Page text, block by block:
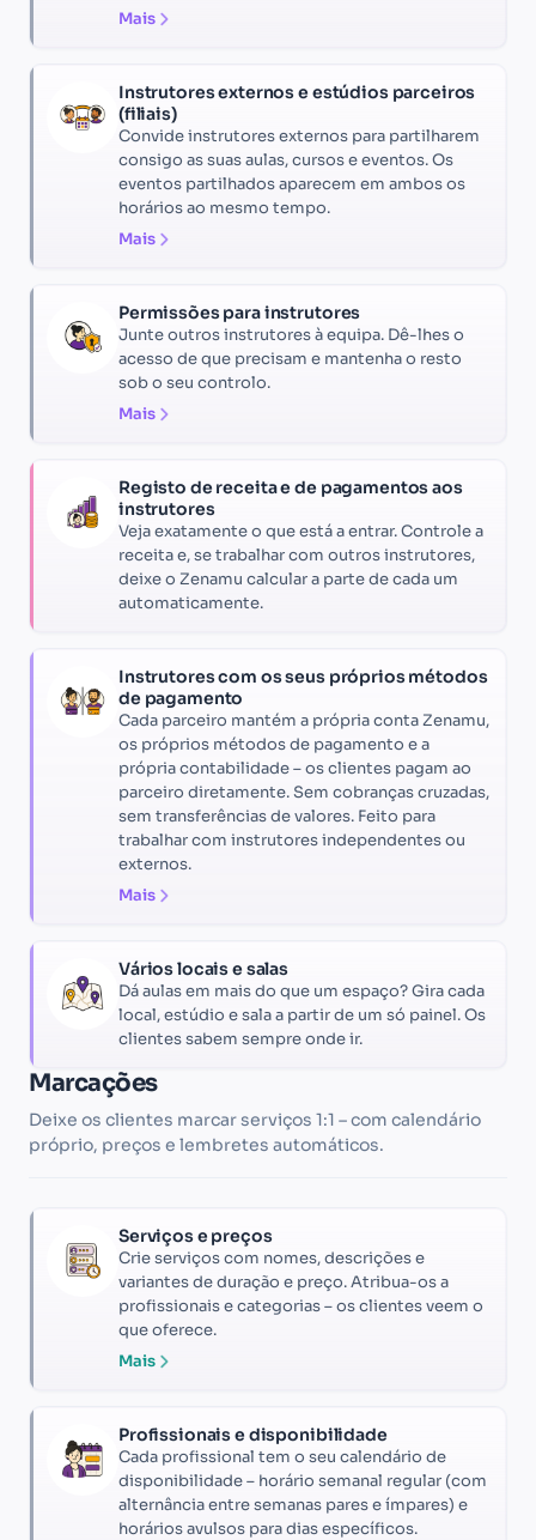
Mais
Instrutores externos e estúdios parceiros
(filiais)
Convide instrutores externos para partilharem
consigo as suas aulas, cursos e eventos. Os
eventos partilhados aparecem em ambos os
horários ao mesmo tempo.
Mais
Permissões para instrutores
Junte outros instrutores à equipa. Dê-lhes o
acesso de que precisam e mantenha o resto
sob o seu controlo.
Mais
Registo de receita e de pagamentos aos
instrutores
Veja exatamente o que está a entrar. Controle a
receita e, se trabalhar com outros instrutores,
deixe o Zenamu calcular a parte de cada um
automaticamente.
Instrutores com os seus próprios métodos
de pagamento
Cada parceiro mantém a própria conta Zenamu,
os próprios métodos de pagamento e a
própria contabilidade – os clientes pagam ao
parceiro diretamente. Sem cobranças cruzadas,
sem transferências de valores. Feito para
trabalhar com instrutores independentes ou
externos.
Mais
Vários locais e salas
Dá aulas em mais do que um espaço? Gira cada
local, estúdio e sala a partir de um só painel. Os
clientes sabem sempre onde ir.
Marcações
Deixe os clientes marcar serviços 1:1 – com calendário
próprio, preços e lembretes automáticos.
Serviços e preços
Crie serviços com nomes, descrições e
variantes de duração e preço. Atribua-os a
profissionais e categorias – os clientes veem o
que oferece.
Mais
Profissionais e disponibilidade
Cada profissional tem o seu calendário de
disponibilidade – horário semanal regular (com
alternância entre semanas pares e ímpares) e
horários avulsos para dias específicos.